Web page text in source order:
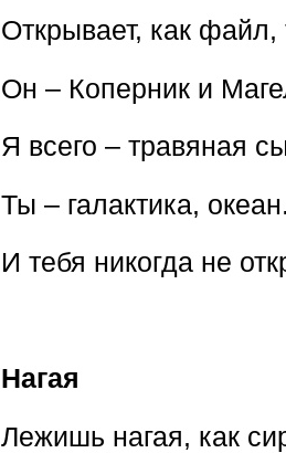
Открывает, как файл,
Он – Коперник и
Я всего – травяная
Ты – галактика,
И тебя никогда не
Нагая
Лежишь нагая, как